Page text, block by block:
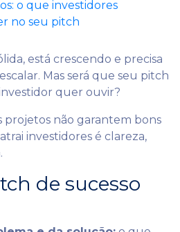
está crescendo e precisa
Mas será que seu pitch
quer ouvir?
projetos não garantem bons
investidores é clareza,
de sucesso